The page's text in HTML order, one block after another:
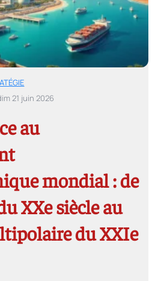
21 juin 2026
au
mondial : de
XXe siècle au
du XXIe